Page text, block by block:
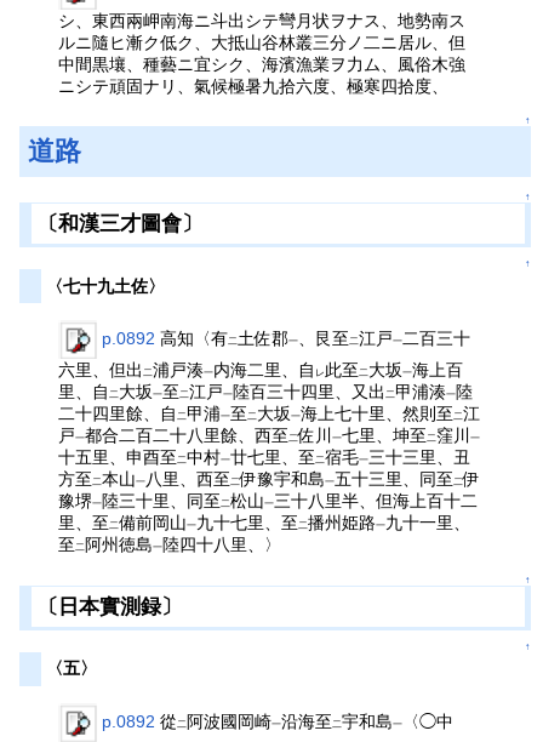
シ、東西兩岬南海ニ斗出シテ彎月状ヲナス、地勢南ス
ルニ隨ヒ漸ク低ク、大抵山谷林叢三分ノ二ニ居ル、但
中間黒壤、種藝ニ宜シク、海濱漁業ヲ力ム、風俗木強
ニシテ頑固ナリ、氣候極暑九拾六度、極寒四拾度、
↑
道路
↑
〔和漢三才圖會〕
↑
〈七十九土佐〉
p.0892 高知〈有二土佐郡一 、艮至二江戸一 二百三十
六里、但出二浦戸湊一内海二里、自 レ 此至二大坂一海上百
里、自二大坂一至二江戸一陸百三十四里、又出二甲浦湊一陸
二十四里餘、自二甲浦一至二大坂一海上七十里、然則至二江
戸一都合二百二十八里餘、西至二佐川一七里、坤至二窪川一
十五里、申酉至二中村一廿七里、至二宿毛一三十三里、丑
方至二本山一八里、西至二伊豫宇和島一五十三里、同至二伊
豫堺一陸三十里、同至二松山一三十八里半、但海上百十二
里、至二備前岡山一九十七里、至二播州姫路一九十一里、
至二 阿州徳島一陸四十八里、〉
↑
〔日本實測録〕
↑
〈五〉
p.0892 從二 阿波國岡崎一沿海至二宇和島一
〈◯中